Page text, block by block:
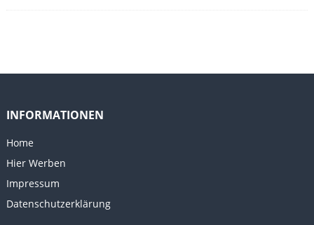
INFORMATIONEN
Home
Hier Werben
Impressum
Datenschutzerklärung